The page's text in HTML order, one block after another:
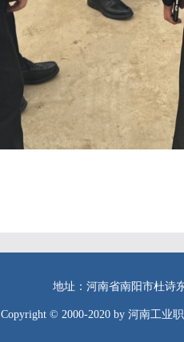
地址：河南省南阳市杜诗
Copyright © 2000-2020 by 河南工业